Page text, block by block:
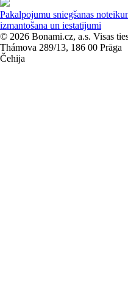
Pakalpojumu sniegšanas
izmantošana un iestatījumi
© 2026 Bonami.cz, a.s. Visas
Thámova 289/13, 186 00 Prāga
Čehija